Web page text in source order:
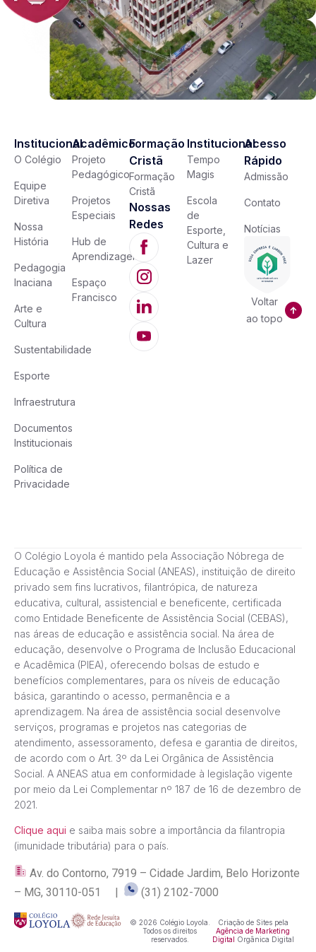
Institucional
O Colégio
Equipe
Diretiva
Nossa
História
Pedagogia
Inaciana
Arte e
Cultura
Sustentabilidade
Esporte
Infraestrutura
Documentos
Institucionais
Política de
Privacidade
Acadêmico
Projeto
Pedagógico
Projetos
Especiais
Hub de
Aprendizagem
Espaço
Francisco
Formação
Cristã
Formação
Cristã
Nossas
Redes
Institucional
Tempo
Magis
Escola
de
Esporte,
Cultura e
Lazer
Acesso
Rápido
Admissão
Contato
Notícias
Voltar
ao topo
O Colégio Loyola é mantido pela Associação Nóbrega de
Educação e Assistência Social (ANEAS), instituição de direito
privado sem fins lucrativos, filantrópica, de natureza
educativa, cultural, assistencial e beneficente, certificada
como Entidade Beneficente de Assistência Social (CEBAS),
nas áreas de educação e assistência social. Na área de
educação, desenvolve o Programa de Inclusão Educacional
e Acadêmica (PIEA), oferecendo bolsas de estudo e
benefícios complementares, para os níveis de educação
básica, garantindo o acesso, permanência e a
aprendizagem. Na área de assistência social desenvolve
serviços, programas e projetos nas categorias de
atendimento, assessoramento, defesa e garantia de direitos,
de acordo com o Art. 3º da Lei Orgânica de Assistência
Social. A ANEAS atua em conformidade à legislação vigente
por meio da Lei Complementar nº 187 de 16 de dezembro de
2021.
Clique aqui e saiba mais sobre a importância da filantropia
(imunidade tributária) para o país.
Av. do Contorno, 7919 – Cidade Jardim, Belo Horizonte
– MG, 30110-051 |
(31) 2102-7000
© 2026 Colégio Loyola.
Todos os direitos
reservados.
Criação de Sites pela
Agência de Marketing
Digital Orgânica Digital